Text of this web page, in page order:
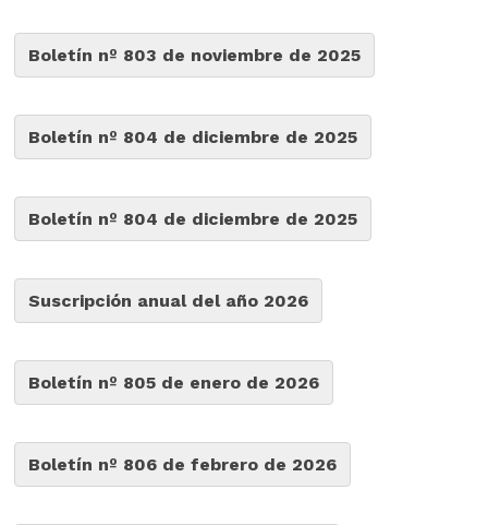
Boletín nº 803 de noviembre de 2025
Boletín nº 804 de diciembre de 2025
Boletín nº 804 de diciembre de 2025
Suscripción anual del año 2026
Boletín nº 805 de enero de 2026
Boletín nº 806 de febrero de 2026